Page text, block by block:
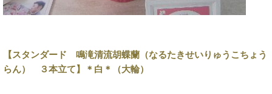
【スタンダード 鳴滝清流胡蝶蘭（なるたきせいりゅうこちょう
らん） ３本立て】＊白＊（大輪）